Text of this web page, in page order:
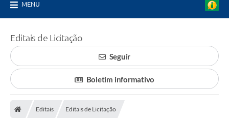
MENU
Editais de Licitação
Seguir
Boletim informativo
Editais Editais de Licitação